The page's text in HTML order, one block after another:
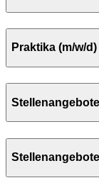
Praktika (m/w/d)